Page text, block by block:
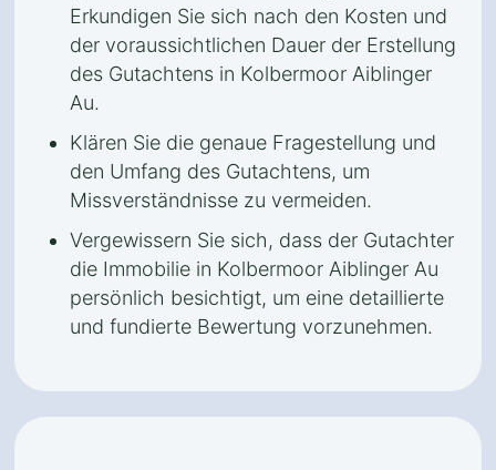
Erkundigen Sie sich nach den Kosten und
der voraussichtlichen Dauer der Erstellung
des Gutachtens in Kolbermoor Aiblinger
Au.
Klären Sie die genaue Fragestellung und
den Umfang des Gutachtens, um
Missverständnisse zu vermeiden.
Vergewissern Sie sich, dass der Gutachter
die Immobilie in Kolbermoor Aiblinger Au
persönlich besichtigt, um eine detaillierte
und fundierte Bewertung vorzunehmen.